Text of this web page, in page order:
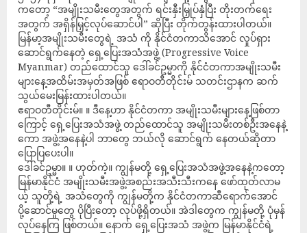
ကတော့ “အမျိုးသမီးတွေအတွက် ရင်းနှီးမြှုပ်နှံပြီး တိုးတက်ရေး
အတွက် အရှိန်မြှင့်လုပ်ဆောင်ပါ” ဆိုပြီး တိုက်တွန်းထားပါတယ်။
မြန်မာ့အမျိုးသမီးတွေရဲ့ အသံ ကို နိုင်ငံတကာသိအောင် လှုပ်ရှား
ဆောင်ရွက်နေတဲ့ ရှေ့ပြေးအသံအဖွဲ့ (Progressive Voice
Myanmar) တည်ထောင်သူ ဒေါ်ခင်ဥမ္မာကို နိုင်ငံတကာအမျိုးသမီး
များနေ့အထိမ်းအမှတ်အဖြစ် ဧရာဝတီတိုင်းမ် သတင်းဌာနက ဆက်
သွယ်မေးမြန်းထားပါတယ်။
ဧရာဝတီတိုင်းမ်။ ။ ဒီနေ့ဟာ နိုင်ငံတကာ အမျိုးသမီးများနေ့ဖြစ်တာ
ကြောင့် ရှေ့ပြေးအသံအဖွဲ့ တည်ထောင်သူ အမျိုးသမီးတစ်ဦးအနေနဲ့
ကော အဖွဲ့အနေနဲ့ပါ ဘာတွေ ဘယ်လို ဆောင်ရွက် နေတယ်ဆိုတာ
ပြောပြပေးပါ။
ဒေါ်ခင်ဥမ္မာ။ ။ ဟုတ်ကဲ့။ ကျွန်မတို့ ရှေ့ပြေးအသံအဖွဲ့အနေနဲ့ကတော့
မြန်မာနိုင်ငံ အမျိုးသမီးအဖွဲ့အစည်းအသီးသီးကနေ ဖော်ထုတ်လာမ
ယ့် သူတို့ရဲ့ အသံတွေကို ကျွန်မတို့က နိုင်ငံတကာဆီရောက်အောင်
ပို့ဆောင်မှုတွေ ပိုပြီးတော့ လုပ်ဖို့ရှိတယ်။ အဲဒါတွေက ကျွန်မတို့ ပုံမှန်
လုပ်နေကြ ဖြစ်တယ်။ နောက် ရှေ့ပြေးအသံ အဖွဲ့က မြန်မာနိုင်ငံရဲ့